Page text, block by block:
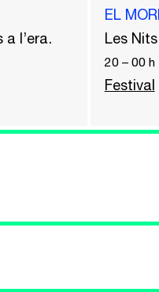
a l’era.
EL
Les
20– 00h
Festival